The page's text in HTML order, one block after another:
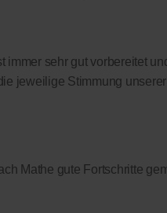
sehr gut vorbereitet
jeweilige Stimmung
Mathe gute Fortschritte